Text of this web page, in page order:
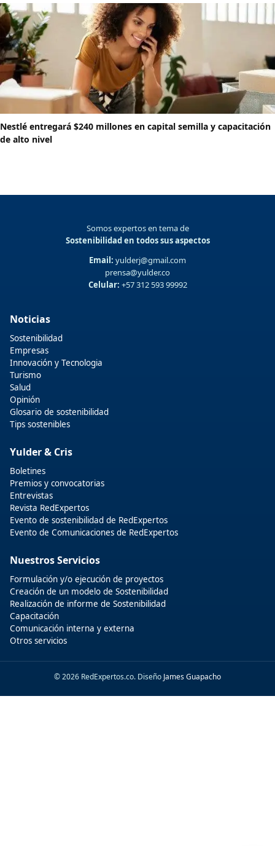
Nestlé entregará $240 millones en capital semilla y capacitación
de alto nivel
Somos expertos en tema de
Sostenibilidad en todos sus aspectos
Email: yulderj@gmail.com
prensa@yulder.co
Celular: +57 312 593 99992
Noticias
Sostenibilidad
Empresas
Innovación y Tecnologia
Turismo
Salud
Opinión
Glosario de sostenibilidad
Tips sostenibles
Yulder & Cris
Boletines
Premios y convocatorias
Entrevistas
Revista RedExpertos
Evento de sostenibilidad de RedExpertos
Evento de Comunicaciones de RedExpertos
Nuestros Servicios
Formulación y/o ejecución de proyectos
Creación de un modelo de Sostenibilidad
Realización de informe de Sostenibilidad
Capacitación
Comunicación interna y externa
Otros servicios
© 2026 RedExpertos.co. Diseño James Guapacho